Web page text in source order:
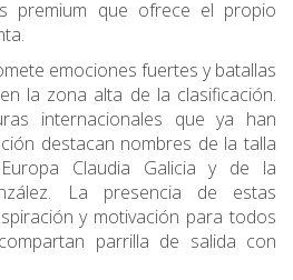
premium que ofrece el propio
emociones fuertes y batallas
la zona alta de la clasificación.
internacionales que ya han
destacan nombres de la talla
Claudia Galicia y de la
La presencia de estas
y motivación para todos
parrilla de salida con